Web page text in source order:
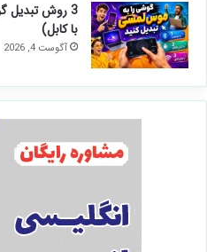
3 روش
با کابل)
آگوست 4, 2026